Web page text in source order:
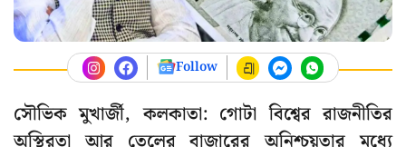
Follow
সৌভিক মুখার্জী, কলকাতা: গোটা বিশ্বের রাজনীতির